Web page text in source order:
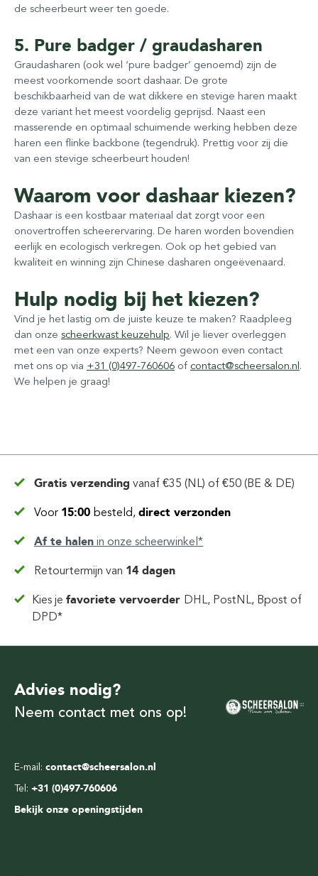
de scheerbeurt weer ten goede.
5. Pure badger / graudasharen
Graudasharen (ook wel ‘pure badger’ genoemd) zijn de
meest voorkomende soort dashaar. De grote
beschikbaarheid van de wat dikkere en stevige haren maakt
deze variant het meest voordelig geprijsd. Naast een
masserende en optimaal schuimende werking hebben deze
haren een flinke backbone (tegendruk). Prettig voor zij die
van een stevige scheerbeurt houden!
Waarom voor dashaar kiezen?
Dashaar is een kostbaar materiaal dat zorgt voor een
onovertroffen scheerervaring. De haren worden bovendien
eerlijk en ecologisch verkregen. Ook op het gebied van
kwaliteit en winning zijn Chinese dasharen ongeëvenaard.
Hulp nodig bij het kiezen?
Vind je het lastig om de juiste keuze te maken? Raadpleeg
dan onze scheerkwast keuzehulp. Wil je liever overleggen
met een van onze experts? Neem gewoon even contact
met ons op via +31 (0)497-760606 of contact@scheersalon.nl.
We helpen je graag!
Gratis verzending vanaf €35 (NL) of €50 (BE & DE)
Voor 15:00 besteld, direct verzonden
Af te halen in onze scheerwinkel*
Retourtermijn van 14 dagen
Kies jefavoriete vervoerder DHL, PostNL, Bpost of
DPD*
E-mail: contact@scheersalon.nl
Tel: +31 (0)497-760606
Bekijk onze openingstijden
Advies nodig?
Neem contact met ons op!